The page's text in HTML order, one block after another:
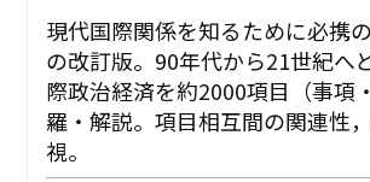
現代国際関係を知るために必携
の改訂版。90年代から21世紀へ
際政治経済を約2000項目（事項
羅・解説。項目相互間の関連性
視。